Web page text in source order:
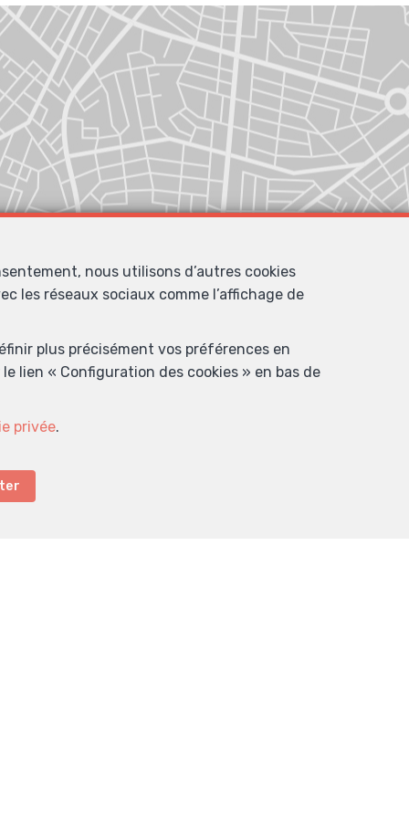
nous utilisons d’autres cookies
les réseaux sociaux comme l’affichage de
plus précisément vos préférences en
lien « Configuration des cookies » en bas de
privée.